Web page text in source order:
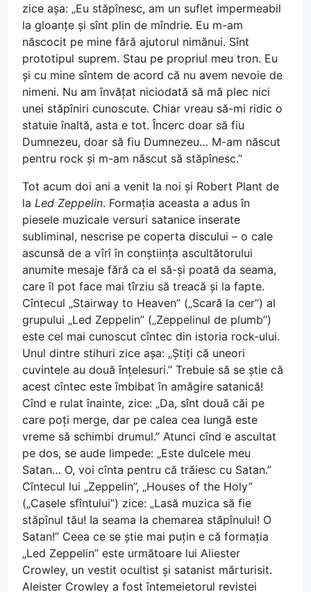
zice așa: „Eu stăpînesc, am un suflet impermeabil
la gloanțe și sînt plin de mîndrie. Eu m-am
născocit pe mine fără ajutorul nimănui. Sînt
prototipul suprem. Stau pe propriul meu tron. Eu
și cu mine sîntem de acord că nu avem nevoie de
nimeni. Nu am învățat niciodată să mă plec nici
unei stăpîniri cunoscute. Chiar vreau să-mi ridic o
statuie înaltă, asta e tot. Încerc doar să fiu
Dumnezeu, doar să fiu Dumnezeu… M-am născut
pentru rock și m-am născut să stăpînesc.”
Tot acum doi ani a venit la noi și Robert Plant de
la Led Zeppelin. Formația aceasta a adus în
piesele muzicale versuri satanice inserate
subliminal, nescrise pe coperta discului – o cale
ascunsă de a vîrî în conștiința ascultătorului
anumite mesaje fără ca el să-și poată da seama,
care îl pot face mai tîrziu să treacă și la fapte.
Cîntecul „Stairway to Heaven” („Scară la cer”) al
grupului „Led Zeppelin” („Zeppelinul de plumb”)
este cel mai cunoscut cîntec din istoria rock-ului.
Unul dintre stihuri zice așa: „Știți că uneori
cuvintele au două înțelesuri.” Trebuie să se știe că
acest cîntec este îmbibat în amăgire satanică!
Cînd e rulat înainte, zice: „Da, sînt două căi pe
care poți merge, dar pe calea cea lungă este
vreme să schimbi drumul.” Atunci cînd e ascultat
pe dos, se aude limpede: „Este dulcele meu
Satan… O, voi cînta pentru că trăiesc cu Satan.”
Cîntecul lui „Zeppelin”, „Houses of the Holy”
(„Casele sfîntului”) zice: „Lasă muzica să fie
stăpînul tău! Ia seama la chemarea stăpînului! O
Satan!” Ceea ce se știe mai puțin e că formația
„Led Zeppelin” este următoare lui Aliester
Crowley, un vestit ocultist și satanist mărturisit.
Aleister Crowley a fost întemeietorul revistei